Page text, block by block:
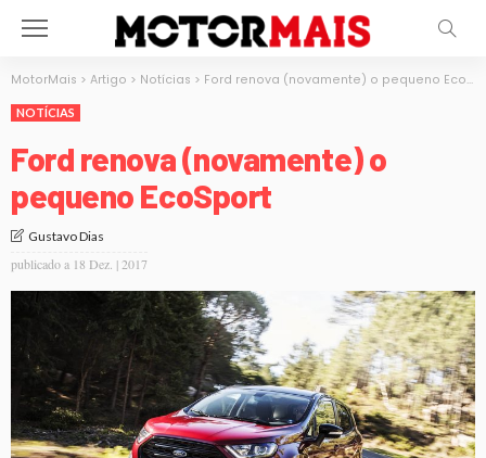
MotorMais > Artigo > Notícias > Ford renova (novamente) o pequeno EcoSport
NOTÍCIAS
Ford renova (novamente) o
pequeno EcoSport
Gustavo Dias
publicado a 18 Dez. | 2017